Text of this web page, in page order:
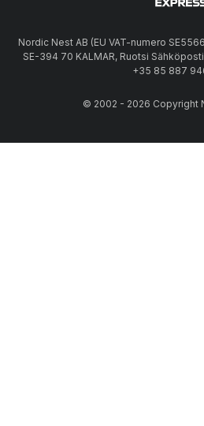
Nordic Nest AB (EU VAT-numero
SE-394 70 KALMAR, Ruotsi
+35 85 887
© 2002 - 2026 Copyright